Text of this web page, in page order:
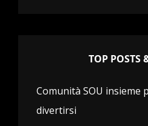
TOP POSTS
Comunità SOU insieme
divertirsi